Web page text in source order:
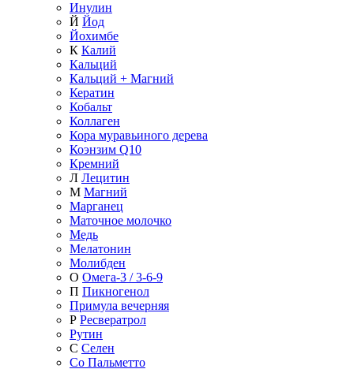
Инулин
Й Йод
Йохимбе
К Калий
Кальций
Кальций + Магний
Кератин
Кобальт
Коллаген
Кора муравьиного дерева
Коэнзим Q10
Кремний
Л Лецитин
М Магний
Марганец
Маточное молочко
Медь
Мелатонин
Молибден
О Омега-3 / 3-6-9
П Пикногенол
Примула вечерняя
Р Ресвератрол
Рутин
С Селен
Со Пальметто